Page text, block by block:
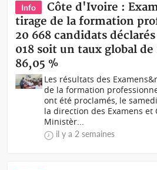
Info
Côte d'Ivoire :
tirage de la formation
20 668 candidats
018 soit un taux global
86,05 %
Les résultats des
de la formation
ont été proclamés, le
la direction des Examens et
Ministèr...
il y a 2 semaines